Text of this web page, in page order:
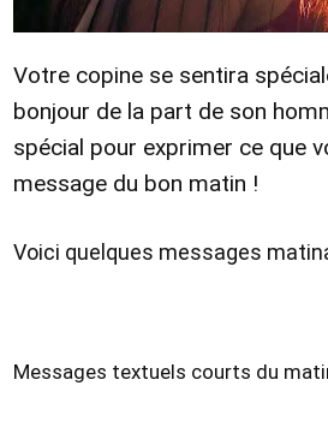
Votre copine se sentira
bonjour de la part de son
spécial pour exprimer ce que
message du bon matin !
Voici quelques messages
Messages textuels courts du